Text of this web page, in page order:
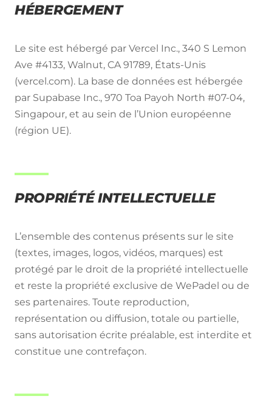
HÉBERGEMENT
Le site est hébergé par Vercel Inc., 340 S Lemon
Ave #4133, Walnut, CA 91789, États-Unis
(vercel.com). La base de données est hébergée
par Supabase Inc., 970 Toa Payoh North #07-04,
Singapour, et au sein de l’Union européenne
(région UE).
PROPRIÉTÉ INTELLECTUELLE
L’ensemble des contenus présents sur le site
(textes, images, logos, vidéos, marques) est
protégé par le droit de la propriété intellectuelle
et reste la propriété exclusive de WePadel ou de
ses partenaires. Toute reproduction,
représentation ou diffusion, totale ou partielle,
sans autorisation écrite préalable, est interdite et
constitue une contrefaçon.